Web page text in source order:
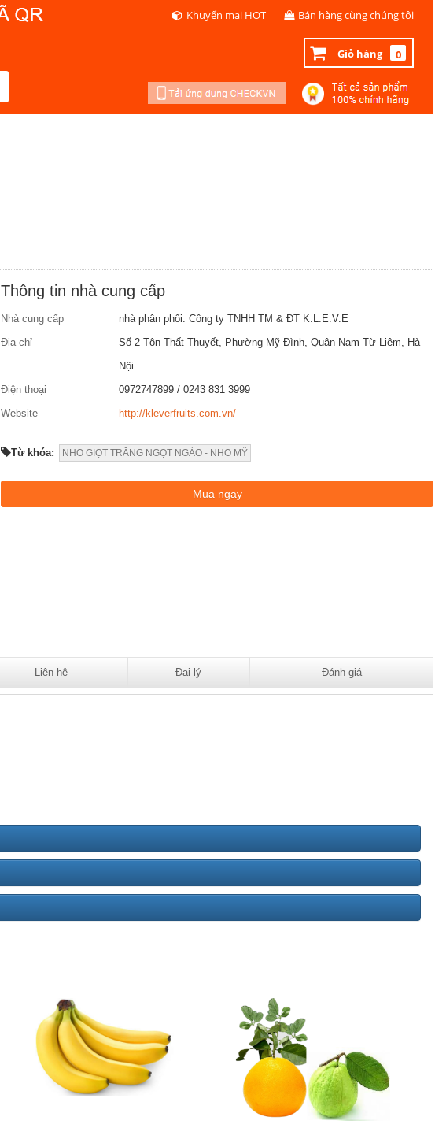
Khuyến mại HOT Bán hàng cùng chúng tôi
Giỏ hàng 0
Thông tin nhà cung cấp
Nhà cung cấp
nhà phân phối: Công ty TNHH TM & ĐT K.L.E.V.E
Địa chỉ
Số 2 Tôn Thất Thuyết, Phường Mỹ Đình, Quận Nam Từ Liêm, Hà
Nội
Điện thoại
0972747899 / 0243 831 3999
Website
http://kleverfruits.com.vn/
Từ khóa: NHO GIỌT TRĂNG NGỌT NGÀO - NHO MỸ
Liên hệ Đại lý Đánh giá